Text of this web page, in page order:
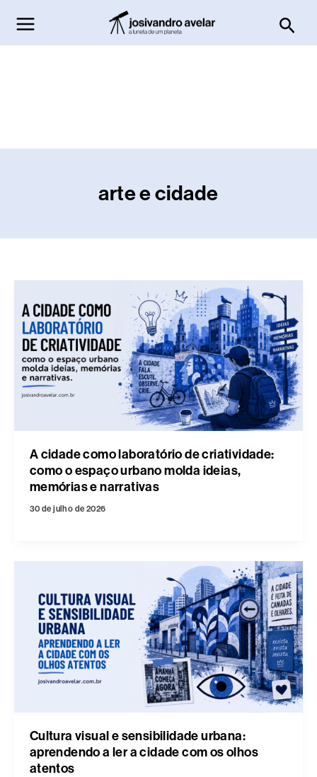
para
o
arte e cidade
A cidade como laboratório de criatividade:
como o espaço urbano molda ideias,
memórias e narrativas
30 de julho de 2026
Cultura visual e sensibilidade urbana:
aprendendo a ler a cidade com os olhos
atentos